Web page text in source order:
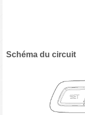
Schéma du circuit